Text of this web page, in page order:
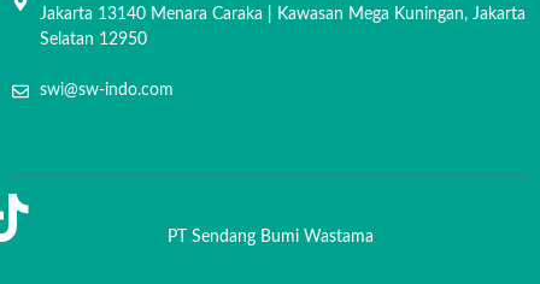
Jakarta 13140 Menara Caraka | Kawasan Mega Kuningan, Jakarta
Selatan 12950
swi@sw-indo.com
PT Sendang Bumi Wastama